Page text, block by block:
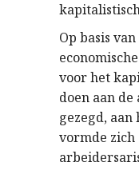
Op basis
voor het
doen aan
gezegd,
vormde zich